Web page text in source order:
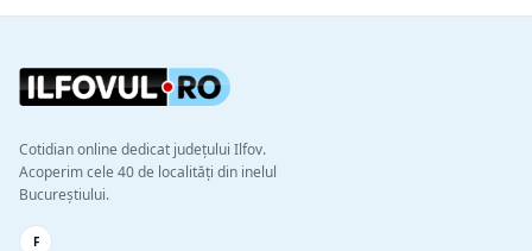
Cotidian online dedicat județului Ilfov.
Acoperim cele 40 de localități din inelul
Bucureștiului.
F